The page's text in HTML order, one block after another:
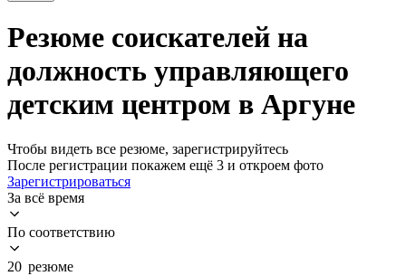
Резюме соискателей на
должность управляющего
детским центром в Аргуне
Чтобы видеть все резюме, зарегистрируйтесь
После регистрации покажем ещё 3 и откроем фото
Зарегистрироваться
За всё время
По соответствию
20 резюме